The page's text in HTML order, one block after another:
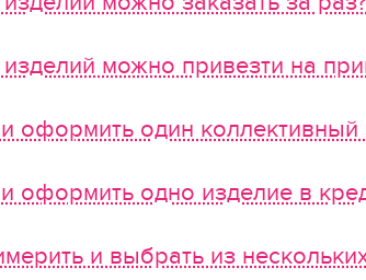
можно привезти на
оформить один коллективный
оформить одно изделие в
и выбрать из